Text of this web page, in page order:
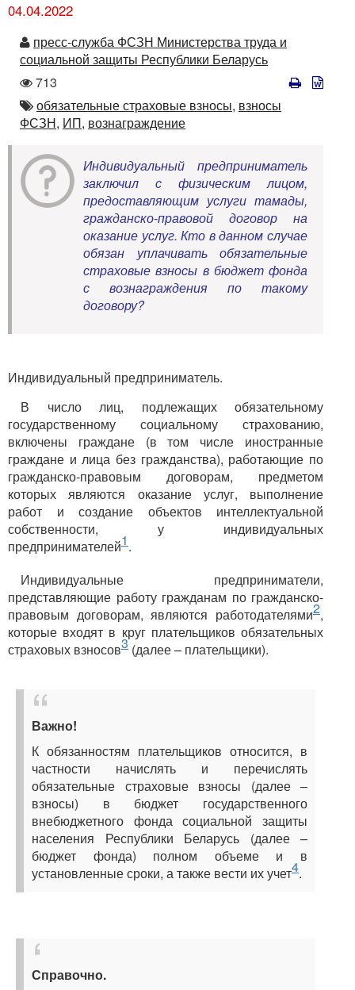
04.04.2022
Автор
пресс-служба ФСЗН Министерства труда и
социальной защиты Республики Беларусь
Количество
просмотров
713
Автор
обязательные страховые взносы, взносы
ФСЗН, ИП, вознаграждение
Индивидуальный предприниматель
заключил с физическим лицом,
предоставляющим услуги тамады,
гражданско-правовой договор на
оказание услуг. Кто в данном случае
обязан уплачивать обязательные
страховые взносы в бюджет фонда
с вознаграждения по такому
договору?
Индивидуальный предприниматель.
В число лиц, подлежащих обязательному
государственному социальному страхованию,
включены граждане (в том числе иностранные
граждане и лица без гражданства), работающие по
гражданско-правовым договорам, предметом
которых являются оказание услуг, выполнение
работ и создание объектов интеллектуальной
собственности, у индивидуальных
предпринимателей1.
Индивидуальные предприниматели,
представляющие работу гражданам по гражданско-
правовым договорам, являются работодателями2,
которые входят в круг плательщиков обязательных
страховых взносов3 (далее – плательщики).
Важно!
К обязанностям плательщиков относится, в
частности начислять и перечислять
обязательные страховые взносы (далее –
взносы) в бюджет государственного
внебюджетного фонда социальной защиты
населения Республики Беларусь (далее –
бюджет фонда) полном объеме и в
установленные сроки, а также вести их учет4.
Справочно.